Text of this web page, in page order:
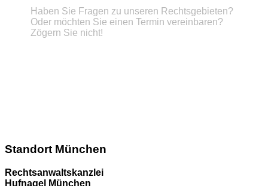
Haben Sie Fragen zu unseren Rechtsgebieten?
Oder möchten Sie einen Termin vereinbaren?
Zögern Sie nicht!
Standort München
Rechtsanwaltskanzlei
Hufnagel München